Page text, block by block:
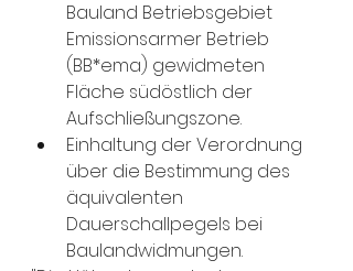
Bauland Betriebsgebiet
Emissionsarmer Betrieb
(BB*ema) gewidmeten
Fläche südöstlich der
Aufschließungszone.
Einhaltung der Verordnung
über die Bestimmung des
äquivalenten
Dauerschallpegels bei
Baulandwidmungen.